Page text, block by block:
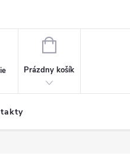
NÁKUPNÝ
Prázdny košík